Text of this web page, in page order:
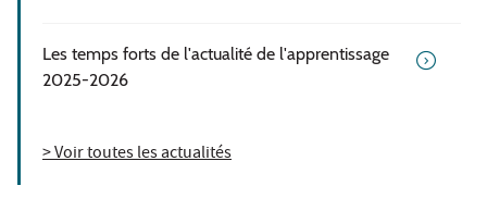
Les temps forts de l'actualité de l'apprentissage
2025-2026
> Voir toutes les actualités